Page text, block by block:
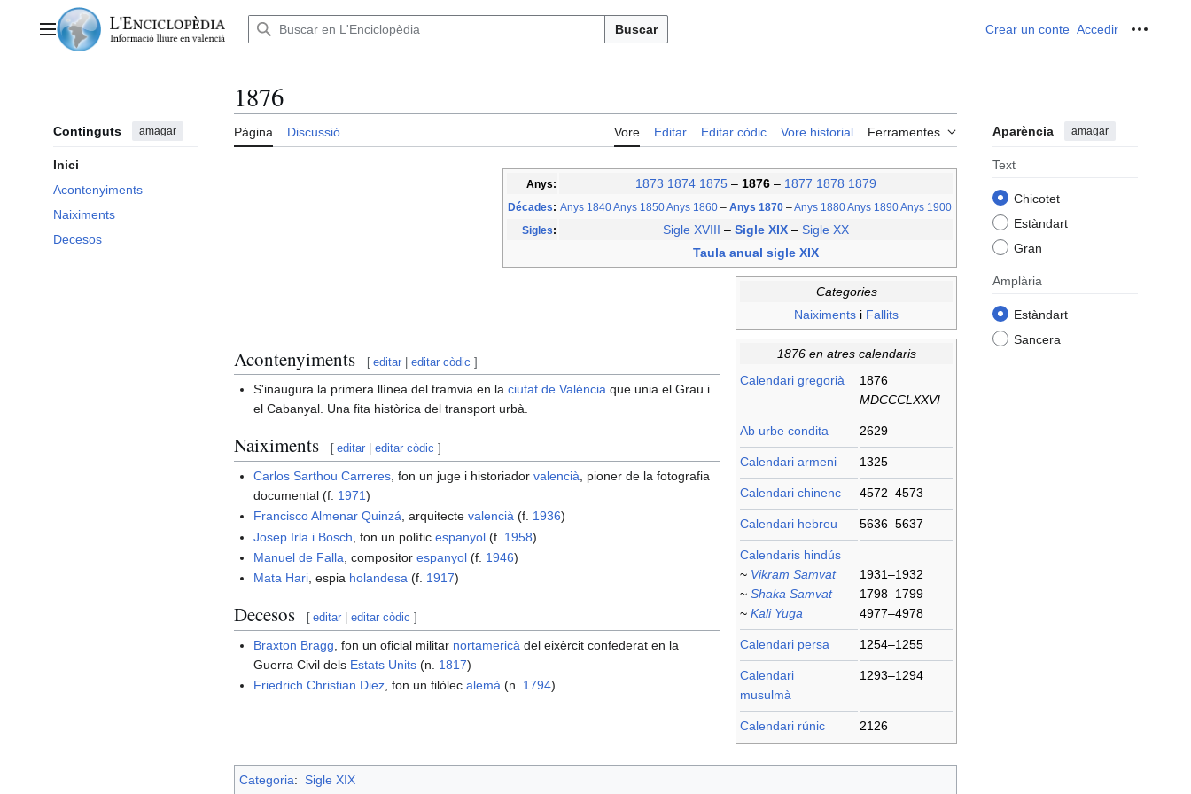
contingutMenú principal Buscar Crear un conte Accedir
Continguts amagar
Inici
Acontenyiments
Naiximents
Decesos
1876
Pàgina Discussió Vore Editar Editar còdic Vore historial Ferramentes Aparència amagar
Text
Chicotet
Estàndart
Gran
Amplària
Estàndart
Sancera
Anys: 1873 1874 1875 – 1876 – 1877 1878 1879
Décades: Anys 1840Anys 1850Anys 1860 – Anys 1870 –Anys 1880Anys 1890Anys 1900
Sigles: Sigle XVIII – Sigle XIX – Sigle XX
Taula anual sigle XIX
Categories
Naiximents i Fallits
1876 en atres calendaris
Calendari gregorià
1876
MDCCCLXXVI
Ab urbe condita 2629
Calendari armeni 1325
Calendari chinenc 4572–4573
Calendari hebreu 5636–5637
Calendaris hindús
~ Vikram Samvat
~ Shaka Samvat
~ Kali Yuga
1931–1932
1798–1799
4977–4978
Calendari persa 1254–1255
Calendari
musulmà
1293–1294
Calendari rúnic 2126
Acontenyiments [ editar |editar còdic ]
S'inaugura la primera llínea del tramvia en laciutat de Valéncia que unia el Grau i
el Cabanyal. Una fita històrica del transport urbà.
Naiximents [ editar |editar còdic ]
Carlos Sarthou Carreres , fon un juge i historiadorvalencià , pioner de la fotografia
documental (f. 1971)
Francisco Almenar Quinzá, arquitectevalencià (f. 1936)
Josep Irla i Bosch , fon un políticespanyol (f. 1958)
Manuel de Falla , compositorespanyol (f. 1946)
Mata Hari, espia holandesa (f. 1917)
Decesos [ editar |editar còdic ]
Braxton Bragg , fon un oficial militar nortamericà del eixèrcit confederat en la
Guerra Civil dels Estats Units (n. 1817)
Friedrich Christian Diez, fon un filòlecalemà (n. 1794)
Categoria: Sigle XIX